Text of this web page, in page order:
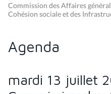
Commission des Affaires
Cohésion sociale et des
Agenda
mardi 13 juillet